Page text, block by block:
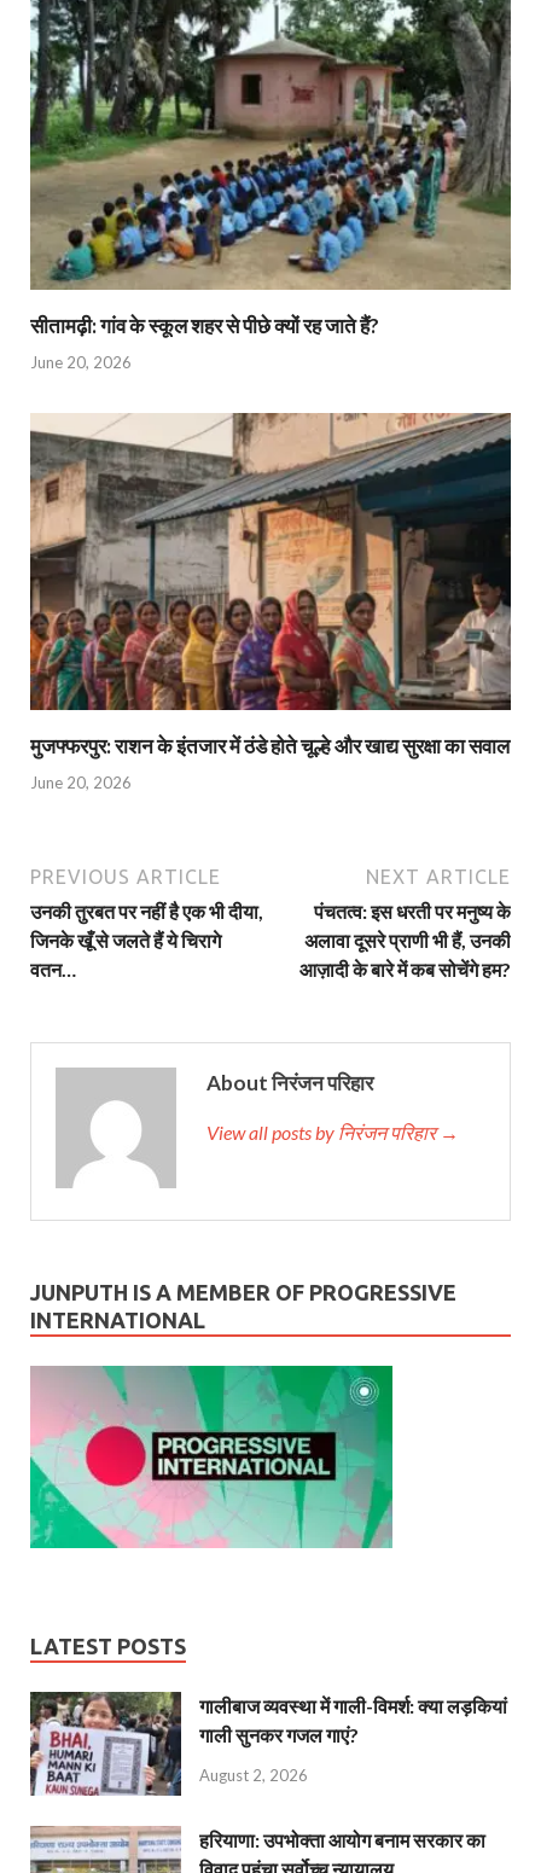
सीतामढ़ी: गांव के स्कूल शहर से पीछे क्यों रह जाते हैं?
June 20, 2026
मुजफ्फरपुर: राशन के इंतजार में ठंडे होते चूल्हे और खाद्य सुरक्षा का सवाल
June 20, 2026
PREVIOUS ARTICLE
उनकी तुरबत पर नहीं है एक भी दीया,
जिनके खूँ से जलते हैं ये चिरागे
वतन…
NEXT ARTICLE
पंचतत्व: इस धरती पर मनुष्य के
अलावा दूसरे प्राणी भी हैं, उनकी
आज़ादी के बारे में कब सोचेंगे हम?
About निरंजन परिहार
View all posts by निरंजन परिहार →
JUNPUTH IS A MEMBER OF PROGRESSIVE
INTERNATIONAL
LATEST POSTS
गालीबाज व्‍यवस्‍था में गाली-विमर्श: क्या लड़कियां
गाली सुनकर गजल गाएं?
August 2, 2026
हरियाणा: उपभोक्ता आयोग बनाम सरकार का
विवाद पहुंचा सर्वोच्च न्यायालय